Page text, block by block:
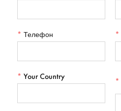
* Телефон *
* Your Country
*